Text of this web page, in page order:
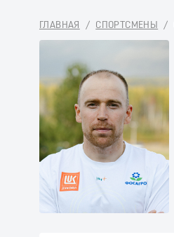
ГЛАВНАЯ / СПОРТСМЕНЫ /